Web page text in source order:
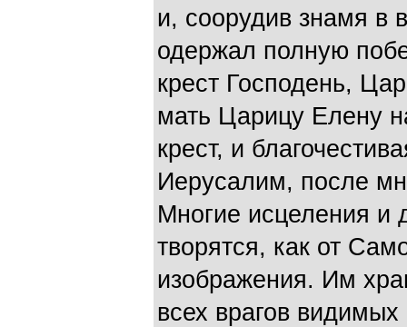
и, соорудив знамя в
одержал полную
крест Господень,
мать Царицу Елену
крест, и
Иерусалим, после
Многие исцеления и
творятся, как от
изображения. Им
всех врагов